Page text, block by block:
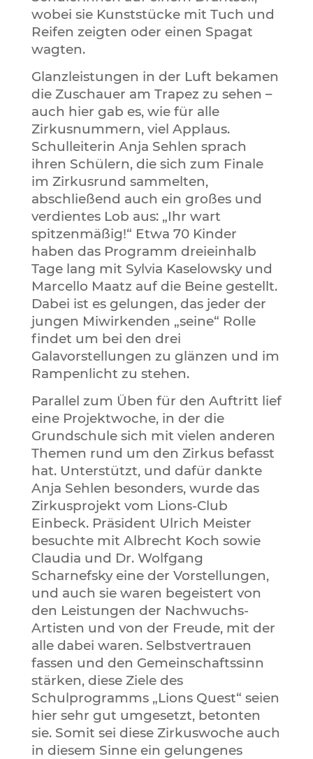
wobei sie Kunststücke mit Tuch und
Reifen zeigten oder einen Spagat
wagten.
Glanzleistungen in der Luft bekamen
die Zuschauer am Trapez zu sehen –
auch hier gab es, wie für alle
Zirkusnummern, viel Applaus.
Schulleiterin Anja Sehlen sprach
ihren Schülern, die sich zum Finale
im Zirkusrund sammelten,
abschließend auch ein großes und
verdientes Lob aus: „Ihr wart
spitzenmäßig!“ Etwa 70 Kinder
haben das Programm dreieinhalb
Tage lang mit Sylvia Kaselowsky und
Marcello Maatz auf die Beine gestellt.
Dabei ist es gelungen, das jeder der
jungen Miwirkenden „seine“ Rolle
findet um bei den drei
Galavorstellungen zu glänzen und im
Rampenlicht zu stehen.
Parallel zum Üben für den Auftritt lief
eine Projektwoche, in der die
Grundschule sich mit vielen anderen
Themen rund um den Zirkus befasst
hat. Unterstützt, und dafür dankte
Anja Sehlen besonders, wurde das
Zirkusprojekt vom Lions-Club
Einbeck. Präsident Ulrich Meister
besuchte mit Albrecht Koch sowie
Claudia und Dr. Wolfgang
Scharnefsky eine der Vorstellungen,
und auch sie waren begeistert von
den Leistungen der Nachwuchs-
Artisten und von der Freude, mit der
alle dabei waren. Selbstvertrauen
fassen und den Gemeinschaftssinn
stärken, diese Ziele des
Schulprogramms „Lions Quest“ seien
hier sehr gut umgesetzt, betonten
sie. Somit sei diese Zirkuswoche auch
in diesem Sinne ein gelungenes